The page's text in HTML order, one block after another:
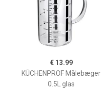
€ 13.99
KÜCHENPROF Målebæger
0.5L glas